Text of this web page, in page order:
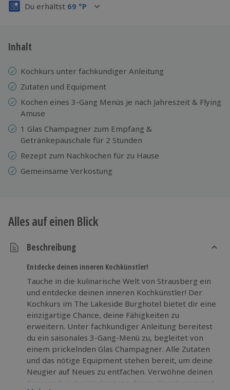
Volle Flexibilität
3 Jahre gültig & verlängerbar.
Du erhältst 69 °P
Inhalt
Kochkurs unter fachkundiger Anleitung
Zutaten und Equipment
Kochen eines 3-Gang Menüs je nach Jahreszeit & Flying
Amuse
1 Glas Champagner zum Empfang &
Getränkepauschale für 2 Stunden
Rezept zum Nachkochen für zu Hause
Gemeinsame Verkostung
Alles auf einen Blick
Beschreibung
Entdecke deinen inneren Kochkünstler!
Tauche in die kulinarische Welt von Strausberg ein
und entdecke deinen inneren Kochkünstler! Der
Kochkurs im The Lakeside Burghotel bietet dir eine
einzigartige Chance, deine Fähigkeiten zu
erweitern. Unter fachkundiger Anleitung bereitest
du ein saisonales 3-Gang-Menü zu, begleitet von
einem prickelnden Glas Champagner. Alle Zutaten
und das nötige Equipment stehen bereit, um deine
Neugier auf Neues zu entfachen. Verwöhne deinen
Gaumen bei der Verkostung deiner Kreationen und